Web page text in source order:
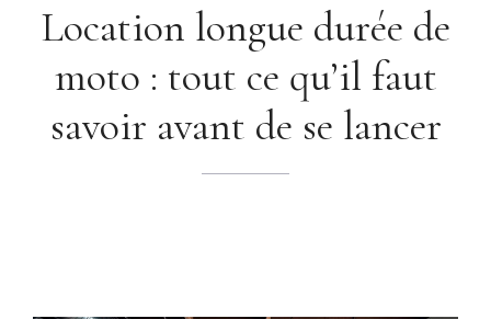
Location longue durée de
moto : tout ce qu’il faut
savoir avant de se lancer